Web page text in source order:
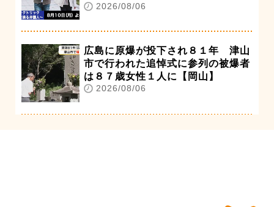
2026/08/06
広島に原爆が投下され８１年 津山
市で行われた追悼式に参列の被爆者
は８７歳女性１人に【岡山】
2026/08/06